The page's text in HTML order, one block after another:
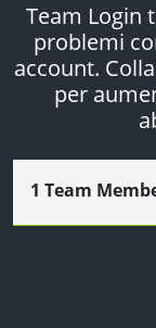
Team Login
problemi
account.
per
1 Team